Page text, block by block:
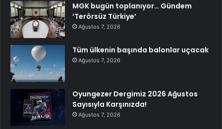
MGK bugün toplanıyor… Gündem
‘Terörsüz Türkiye’
Ağustos 7, 2026
Tüm ülkenin başında balonlar uçacak
Ağustos 7, 2026
Oyungezer Dergimiz 2026 Ağustos
Sayısıyla Karşınızda!
Ağustos 7, 2026